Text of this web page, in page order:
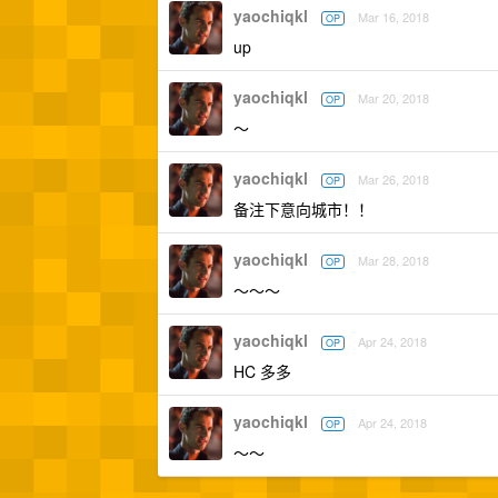
yaochiqkl OP Mar 16, 2018
up
yaochiqkl OP Mar 20, 2018
～
yaochiqkl OP Mar 26, 2018
备注下意向城市！！
yaochiqkl OP Mar 28, 2018
～～～
yaochiqkl OP Apr 24, 2018
HC 多多
yaochiqkl OP Apr 24, 2018
～～